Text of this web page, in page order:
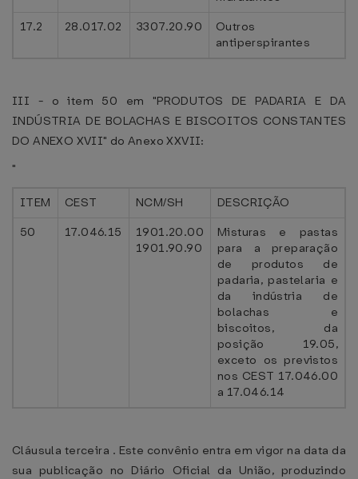
17.2
28.017.02 3307.20.90
Outros
antiperspirantes
III - o item 50 em "PRODUTOS DE PADARIA E DA
INDÚSTRIA DE BOLACHAS E BISCOITOS CONSTANTES
DO ANEXO XVII" do Anexo XXVII:
"
ITEM CEST NCM/SH
DESCRIÇÃO
50
17.046.15
1901.20.00
1901.90.90
Misturas e pastas
para a preparação
de produtos de
padaria, pastelaria e
da indústria de
bolachas e
biscoitos, da
posição 19.05,
exceto os previstos
nos CEST 17.046.00
a 17.046.14
Cláusula terceira . Este convênio entra em vigor na data da
sua publicação no Diário Oficial da União, produzindo